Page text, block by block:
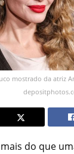
mostrado da atriz
do que